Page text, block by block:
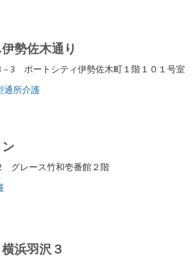
勢佐木通り
3 ポートシティ伊勢佐木町１階１０１号室
通所介護
グレース竹和壱番館２階
浜羽沢３